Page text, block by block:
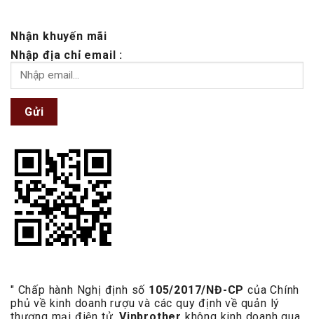
Nhận khuyến mãi
Nhập địa chỉ email :
Gửi
" Chấp hành Nghị định số 105/2017/NĐ-CP của Chính
phủ về kinh doanh rượu và các quy định về quản lý